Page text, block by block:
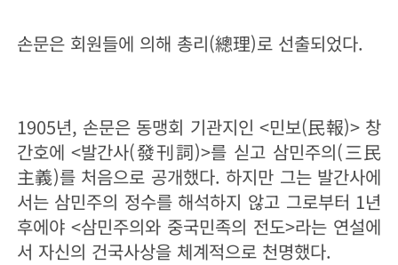
손문은 회원들에 의해 총리(總理)로 선출되었다.
1905년, 손문은 동맹회 기관지인 <민보(民報)> 창
간호에 <발간사(發刊詞)>를 싣고 삼민주의(三民
主義)를 처음으로 공개했다. 하지만 그는 발간사에
서는 삼민주의 정수를 해석하지 않고 그로부터 1년
후에야 <삼민주의와 중국민족의 전도>라는 연설에
서 자신의 건국사상을 체계적으로 천명했다.